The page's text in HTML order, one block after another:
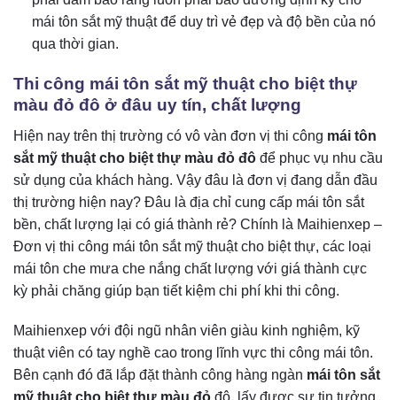
mái tôn sắt mỹ thuật để duy trì vẻ đẹp và độ bền của nó
qua thời gian.
Thi công mái tôn sắt mỹ thuật cho biệt thự
màu đỏ đô ở đâu uy tín, chất lượng
Hiện nay trên thị trường có vô vàn đơn vị thi công mái tôn
sắt mỹ thuật cho biệt thự màu đỏ đô để phục vụ nhu cầu
sử dụng của khách hàng. Vậy đâu là đơn vị đang dẫn đầu
thị trường hiện nay? Đâu là địa chỉ cung cấp mái tôn sắt
bền, chất lượng lại có giá thành rẻ? Chính là Maihienxep –
Đơn vị thi công mái tôn sắt mỹ thuật cho biệt thự, các loại
mái tôn che mưa che nắng chất lượng với giá thành cực
kỳ phải chăng giúp bạn tiết kiệm chi phí khi thi công.
Maihienxep với đội ngũ nhân viên giàu kinh nghiệm, kỹ
thuật viên có tay nghề cao trong lĩnh vực thi công mái tôn.
Bên cạnh đó đã lắp đặt thành công hàng ngàn mái tôn sắt